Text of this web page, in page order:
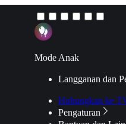
Mode Anak
Langganan dan
Hubungkan ke
Pengaturan